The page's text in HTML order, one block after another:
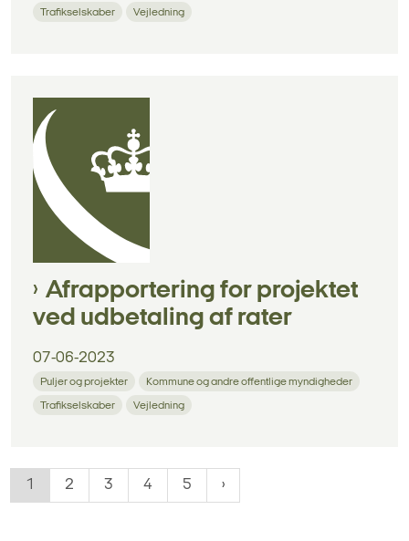
Trafikselskaber Vejledning
Afrapportering for projektet
ved udbetaling af rater
07-06-2023
Puljer og projekter Kommune og andre offentlige myndigheder
Trafikselskaber Vejledning
1 2 3 4 5